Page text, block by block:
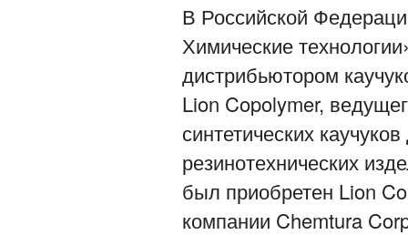
В Российской
Химические
дистрибьютором
Lion Copolymer,
синтетических
резинотехнических
был приобретен Lion
компании Chemtura